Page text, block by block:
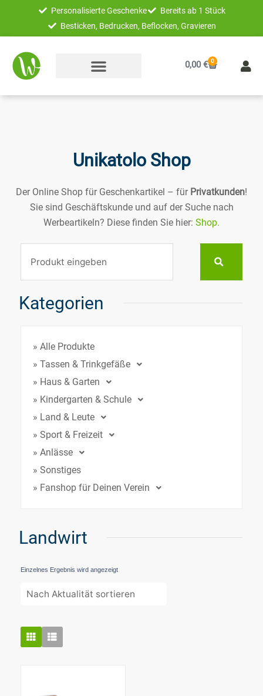
springen
Personalisierte Geschenke
Bereits ab 1 Stück
Besticken, Bedrucken, Beflocken, Gravieren
0,00€ 0
Warenkorb
Unikatolo Shop
Der Online Shop für Geschenkartikel – für Privatkunden!
Sie sind Geschäftskunde und auf der Suche nach
Werbeartikeln? Diese finden Sie hier: Shop.
Kategorien
» Alle Produkte
» Tassen & Trinkgefäße
» Haus & Garten
» Kindergarten & Schule
» Land & Leute
» Sport & Freizeit
» Anlässe
» Sonstiges
» Fanshop für Deinen Verein
Landwirt
Einzelnes Ergebnis wird angezeigt